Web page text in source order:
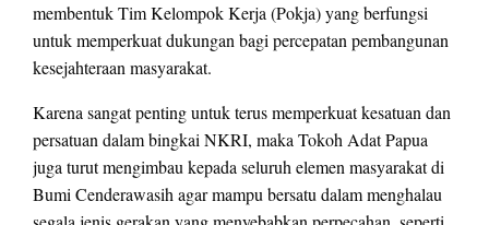
membentuk Tim Kelompok Kerja (Pokja) yang berfungsi
untuk memperkuat dukungan bagi percepatan pembangunan
kesejahteraan masyarakat.
Karena sangat penting untuk terus memperkuat kesatuan dan
persatuan dalam bingkai NKRI, maka Tokoh Adat Papua
juga turut mengimbau kepada seluruh elemen masyarakat di
Bumi Cenderawasih agar mampu bersatu dalam menghalau